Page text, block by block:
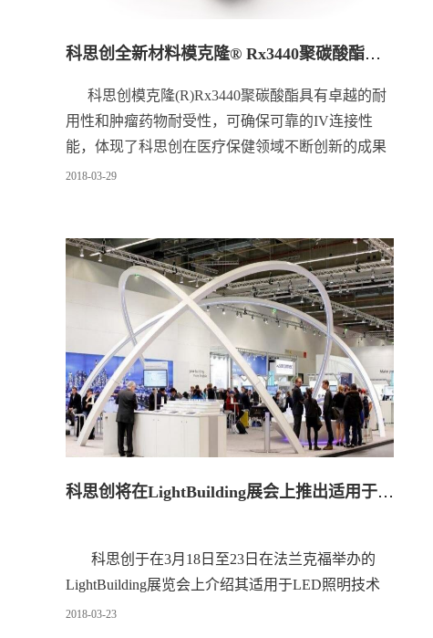
科思创全新材料模克隆® Rx3440聚碳酸酯助力优质药物发展
科思创模克隆(R)Rx3440聚碳酸酯具有卓越的耐
用性和肿瘤药物耐受性，可确保可靠的IV连接性
能，体现了科思创在医疗保健领域不断创新的成果
2018-03-29
科思创将在LightBuilding展会上推出适用于LED技术的新产品
科思创于在3月18日至23日在法兰克福举办的
LightBuilding展览会上介绍其适用于LED照明技术
的塑料产品。该产品是使用Makrolon®LED透明光
2018-03-23